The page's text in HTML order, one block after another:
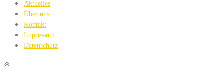
Aktuelles
Über uns
Kontakt
Impressum
Datenschutz